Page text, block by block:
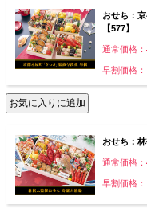
おせち：
【577】
通常価格：
早割価格
おせち：
通常価格：
早割価格